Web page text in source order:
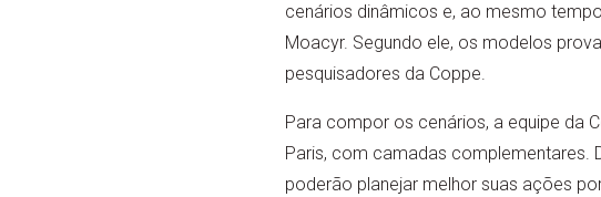
cenários dinâmicos e, ao mesmo
Moacyr. Segundo ele, os modelos
pesquisadores da Coppe.
Para compor os cenários, a equipe da
Paris, com camadas complementares.
poderão planejar melhor suas ações